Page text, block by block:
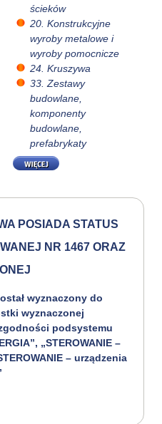
ścieków
20. Konstrukcyjne
wyroby metalowe i
wyroby pomocnicze
24. Kruszywa
33. Zestawy
budowlane,
komponenty
budowlane,
prefabrykaty
WIĘCEJ
POSIADA STATUS
NR 1467 ORAZ
wyznaczony do
wyznaczonej
podsystemu
„STEROWANIE –
– urządzenia